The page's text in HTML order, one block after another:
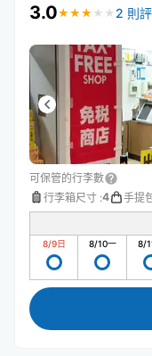
3.0★ ★ ★ ★ ★
★ ★ ★ ★ ★ 2 則
可保管的行李數
行李箱尺寸 :4 手提
8/9日 8/10一 8/